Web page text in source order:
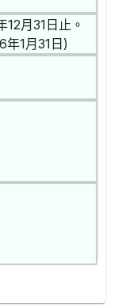
12月31日止。
年1月31日)